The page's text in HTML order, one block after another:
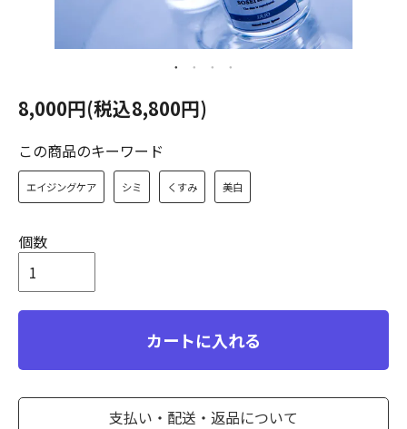
8,000円(税込8,800円)
この商品のキーワード
エイジングケア シミ くすみ 美白
個数
カートに入れる
支払い・配送・返品について